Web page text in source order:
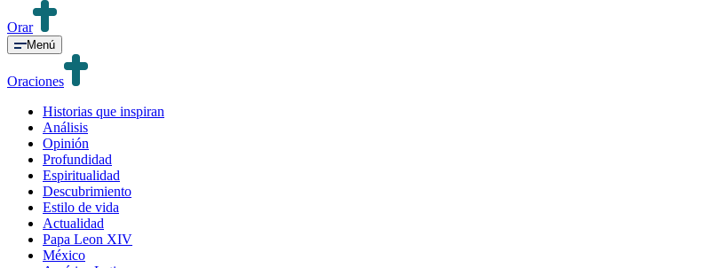
Orar
Menú
Oraciones
Historias que inspiran
Análisis
Opinión
Profundidad
Espiritualidad
Descubrimiento
Estilo de vida
Actualidad
Papa Leon XIV
México